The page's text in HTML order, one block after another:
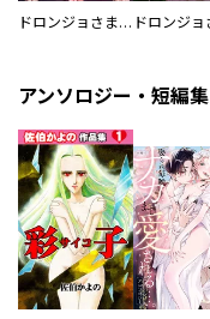
ドロンジョさまは転生しても悪役令嬢のままだった
アンソロジー・短編集